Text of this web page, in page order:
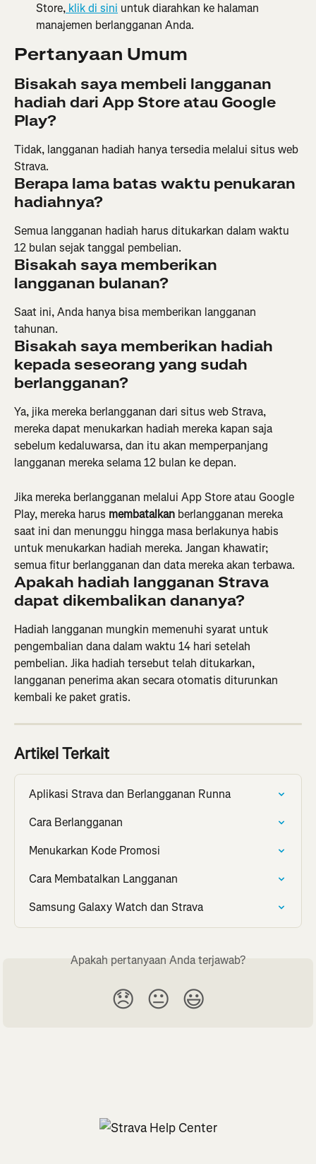
Store, klik di sini untuk diarahkan ke halaman
manajemen berlangganan Anda.
Pertanyaan Umum
Bisakah saya membeli langganan
hadiah dari App Store atau Google
Play?
Tidak, langganan hadiah hanya tersedia melalui situs web
Strava.
Berapa lama batas waktu penukaran
hadiahnya?
Semua langganan hadiah harus ditukarkan dalam waktu
12 bulan sejak tanggal pembelian.
Bisakah saya memberikan
langganan bulanan?
Saat ini, Anda hanya bisa memberikan langganan
tahunan.
Bisakah saya memberikan hadiah
kepada seseorang yang sudah
berlangganan?
Ya, jika mereka berlangganan dari situs web Strava,
mereka dapat menukarkan hadiah mereka kapan saja
sebelum kedaluwarsa, dan itu akan memperpanjang
langganan mereka selama 12 bulan ke depan.
Jika mereka berlangganan melalui App Store atau Google
Play, mereka harus membatalkan berlangganan mereka
saat ini dan menunggu hingga masa berlakunya habis
untuk menukarkan hadiah mereka. Jangan khawatir;
semua fitur berlangganan dan data mereka akan terbawa.
Apakah hadiah langganan Strava
dapat dikembalikan dananya?
Hadiah langganan mungkin memenuhi syarat untuk
pengembalian dana dalam waktu 14 hari setelah
pembelian. Jika hadiah tersebut telah ditukarkan,
langganan penerima akan secara otomatis diturunkan
kembali ke paket gratis.
Artikel Terkait
Aplikasi Strava dan Berlangganan Runna
Cara Berlangganan
Menukarkan Kode Promosi
Cara Membatalkan Langganan
Samsung Galaxy Watch dan Strava
Apakah pertanyaan Anda terjawab?
😞 😐 😃